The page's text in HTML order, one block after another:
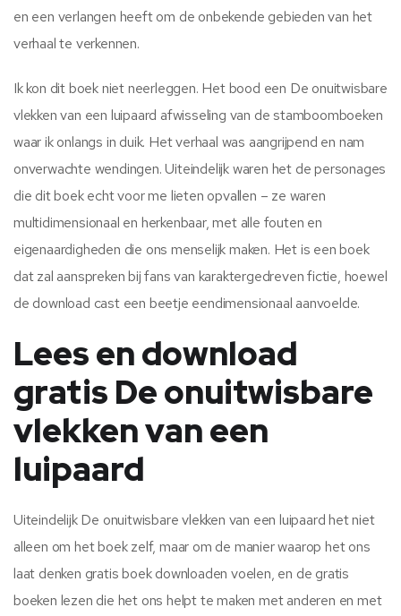
en een verlangen heeft om de onbekende gebieden van het
verhaal te verkennen.
Ik kon dit boek niet neerleggen. Het bood een De onuitwisbare
vlekken van een luipaard afwisseling van de stamboomboeken
waar ik onlangs in duik. Het verhaal was aangrijpend en nam
onverwachte wendingen. Uiteindelijk waren het de personages
die dit boek echt voor me lieten opvallen – ze waren
multidimensionaal en herkenbaar, met alle fouten en
eigenaardigheden die ons menselijk maken. Het is een boek
dat zal aanspreken bij fans van karaktergedreven fictie, hoewel
de download cast een beetje eendimensionaal aanvoelde.
Lees en download
gratis De onuitwisbare
vlekken van een
luipaard
Uiteindelijk De onuitwisbare vlekken van een luipaard het niet
alleen om het boek zelf, maar om de manier waarop het ons
laat denken gratis boek downloaden voelen, en de gratis
boeken lezen die het ons helpt te maken met anderen en met